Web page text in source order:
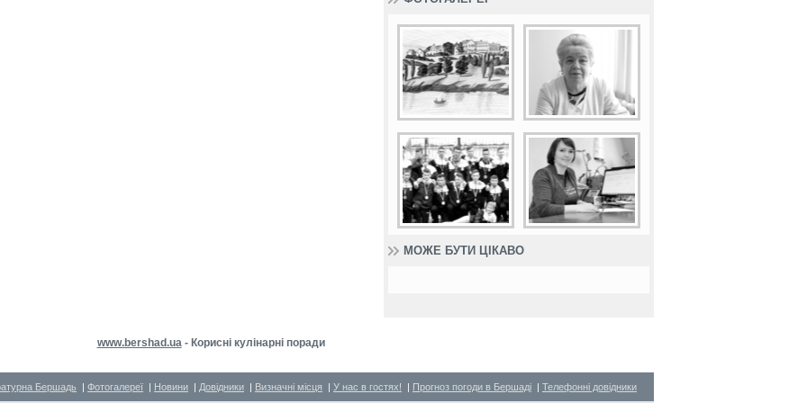
МОЖЕ БУТИ ЦІКАВО
www.bershad.ua - Корисні кулінарні поради
Бершадь | Фотогалереї | Новини | Довідники | Визначні місця | У нас в гостях! | Прогноз погоди в Бершаді | Телефонні довідники